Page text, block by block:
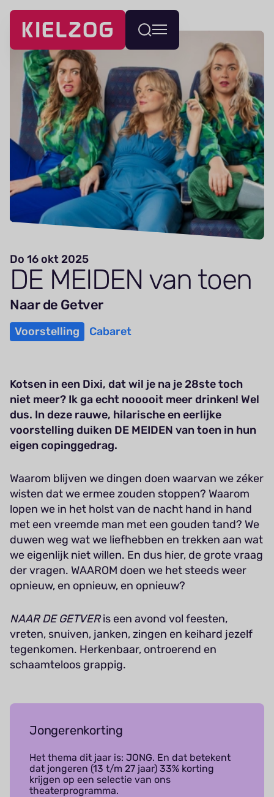
Navigatie
overslaan
Wissel
menu
Do 16 okt 2025
DE MEIDEN van toen
Naar de Getver
Voorstelling Cabaret
Kotsen in een Dixi, dat wil je na je 28ste toch
niet meer? Ik ga echt nooooit meer drinken! Wel
dus. In deze rauwe, hilarische en eerlijke
voorstelling duiken DE MEIDEN van toen in hun
eigen copinggedrag.
Waarom blijven we dingen doen waarvan we zéker
wisten dat we ermee zouden stoppen? Waarom
lopen we in het holst van de nacht hand in hand
met een vreemde man met een gouden tand? We
duwen weg wat we liefhebben en trekken aan wat
we eigenlijk niet willen. En dus hier, de grote vraag
der vragen. WAAROM doen we het steeds weer
opnieuw, en opnieuw, en opnieuw?
NAAR DE GETVERis een avond vol feesten,
vreten, snuiven, janken, zingen en keihard jezelf
tegenkomen. Herkenbaar, ontroerend en
schaamteloos grappig.
Jongerenkorting
Het thema dit jaar is: JONG. En dat betekent
dat jongeren (13 t/m 27 jaar) 33% korting
krijgen op een selectie van ons
theaterprogramma.